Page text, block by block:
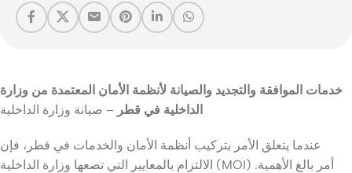
خدمات الموافقة والتجديد والصيانة لأنظمة الأمان المعتمدة من وزارة
الداخلية في قطر – صيانة وزارة الداخلية
عندما يتعلق الأمر بتركيب أنظمة الأمان والخدمات في قطر، فإن
الالتزام بالمعايير التي تضعها وزارة الداخلية (MOI) أمر بالغ الأهمية.